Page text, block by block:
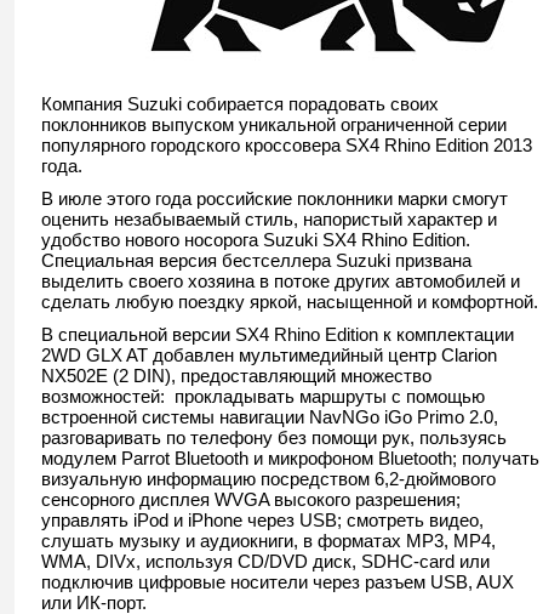
Компания Suzuki собирается порадовать своих
поклонников выпуском уникальной ограниченной серии
популярного городского кроссовера SX4 Rhino Edition 2013
года.
В июле этого года российские поклонники марки смогут
оценить незабываемый стиль, напористый характер и
удобство нового носорога Suzuki SX4 Rhino Edition.
Специальная версия бестселлера Suzuki призвана
выделить своего хозяина в потоке других автомобилей и
сделать любую поездку яркой, насыщенной и комфортной.
В специальной версии SX4 Rhino Edition к комплектации
2WD GLX AT добавлен мультимедийный центр Clarion
NX502E (2 DIN), предоставляющий множество
возможностей: прокладывать маршруты с помощью
встроенной системы навигации NavNGo iGo Primo 2.0,
разговаривать по телефону без помощи рук, пользуясь
модулем Parrot Bluetooth и микрофоном Bluetooth; получать
визуальную информацию посредством 6,2-дюймового
сенсорного дисплея WVGA высокого разрешения;
управлять iPod и iPhone через USB; смотреть видео,
слушать музыку и аудиокниги, в форматах MP3, MP4,
WMA, DIVx, используя СD/DVD диск, SDHC-card или
подключив цифровые носители через разъем USB, AUX
или ИК-порт.